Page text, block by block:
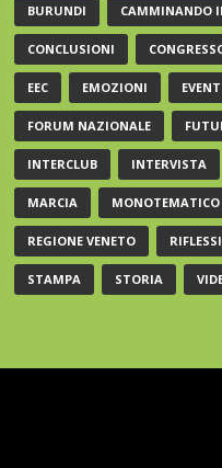
BURUNDI CAMMINANDO
CONCLUSIONI
EEC EMOZIONI
FORUM NAZIONALE
INTERCLUB INTERVISTA
MARCIA MONOTEMATICO
REGIONE VENETO
STAMPA STORIA